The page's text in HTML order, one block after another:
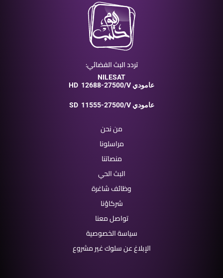
تردد البث الفضائي:
NILESAT
HD
12688-27500/V عامودي
SD 11555-27500/V عامودي
من نحن
مراسلونا
منصاتنا
البث الحي
وظائف شاغرة
شركاؤنا
تواصل معنا
سياسة الخصوصية
الإبلاغ عن سلوك غير مشروع